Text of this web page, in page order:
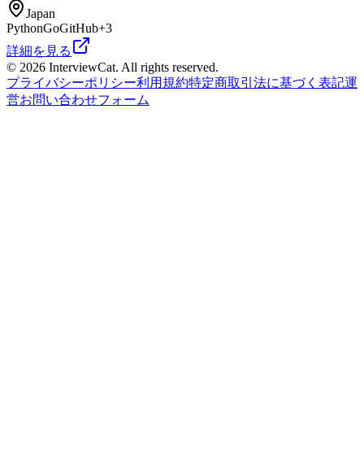
Japan
PythonGoGitHub+3
詳細を見る
© 2026 InterviewCat. All rights reserved.
プライバシーポリシー利用規約特定商取引法に基づく表記運
営お問い合わせフォーム